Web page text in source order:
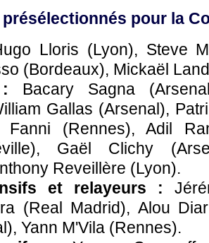
pour la
Lloris (Lyon), Steve
(Bordeaux), Mickaël
Bacary Sagna
Gallas (Arsenal),
Fanni (Rennes), Adil
Gaël Clichy
Reveillère (Lyon).
et relayeurs :
(Real Madrid), Alou
Yann M'Vila (Rennes).